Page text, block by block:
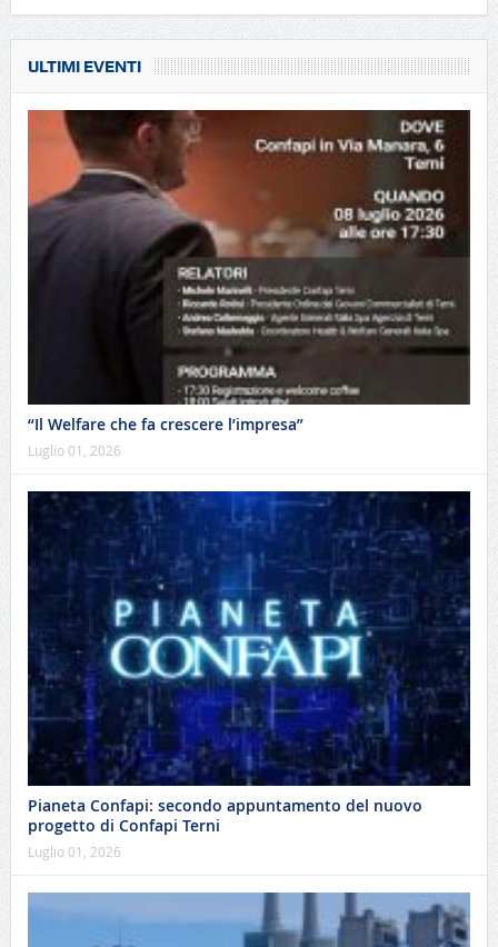
ULTIMI EVENTI
“Il Welfare che fa crescere l’impresa”
Luglio 01, 2026
Pianeta Confapi: secondo appuntamento del nuovo
progetto di Confapi Terni
Luglio 01, 2026